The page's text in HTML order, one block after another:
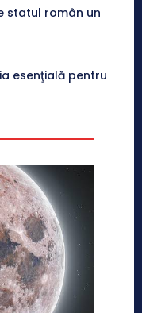
statul român un
esenţială pentru